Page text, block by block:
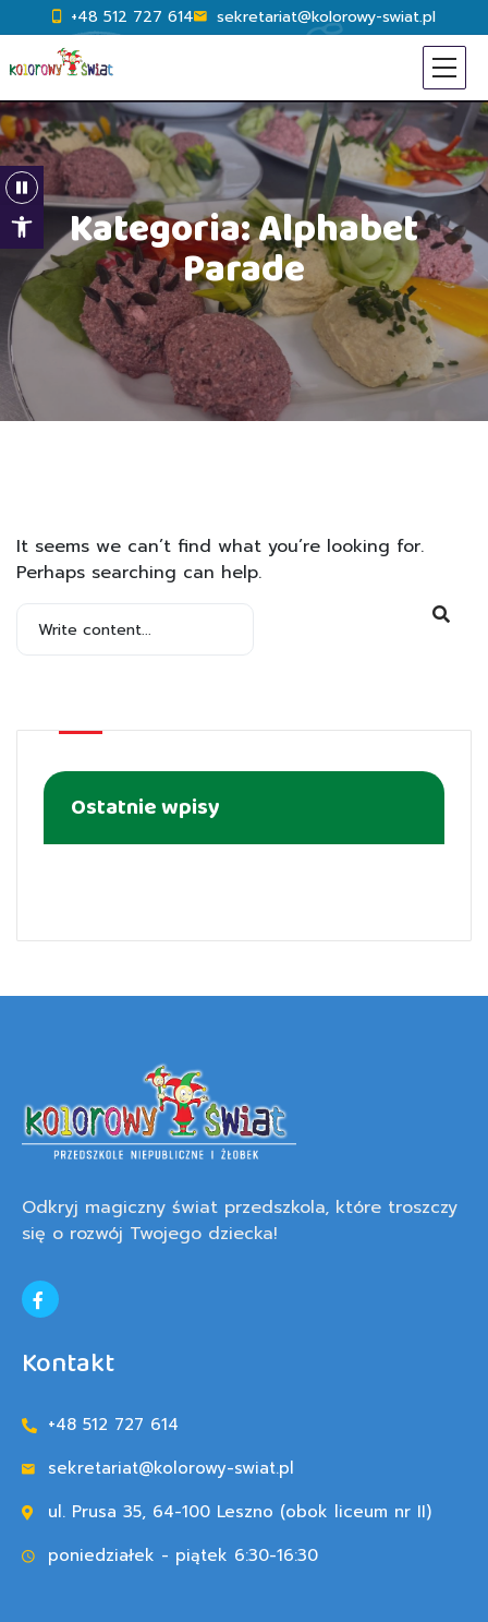
Open toolbar
+48 512 727 614 sekretariat@kolorowy-swiat.pl
Kategoria:Alphabet
Parade
It seems we can’t find what you’re looking for.
Perhaps searching can help.
Ostatnie wpisy
Odkryj magiczny świat przedszkola, które troszczy
się o rozwój Twojego dziecka!
Kontakt
+48 512 727 614
sekretariat@kolorowy-swiat.pl
ul. Prusa 35, 64-100 Leszno (obok liceum nr II)
poniedziałek - piątek 6:30-16:30